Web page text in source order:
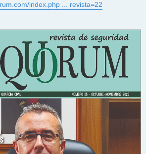
index.php ... revista=22